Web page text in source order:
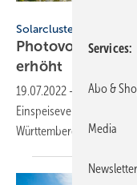
Solarcluster BW
erhöht
19.07.2022 -
Für
Einspeisevergütung.
Württemberg
hin.
Services
Abo &
Media
Newsletter